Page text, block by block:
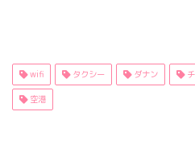
wifi タクシー ダナン
空港